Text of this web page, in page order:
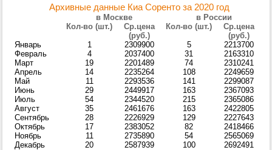
Архивные данные Киа Соренто за 2020 год
в Москве
в России
Кол-во (шт.)
Ср.цена
(руб.)
Кол-во (шт.)
Ср.цена
(руб.)
Январь
1 2309900 5
2213700
Февраль
4 2037400 31
2163310
Март
19 2201489 74
2310241
Апрель
14 2235264 108
2249659
Май
11 2293536 141
2299087
Июнь
29 2449917 163
2367093
Июль
54 2344520 215
2365086
Август
35 2461676 163
2422805
Сентябрь
28 2226929 129
2227643
Октябрь
17 2383052 82
2418466
Ноябрь
11 2735890 54
2565069
Декабрь
20 2587939 100 2692491